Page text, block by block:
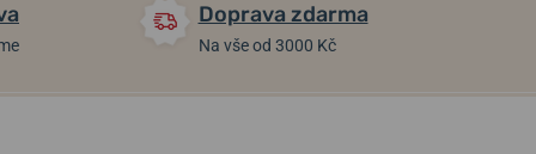
Doprava zdarma
Na vše od 3000 Kč